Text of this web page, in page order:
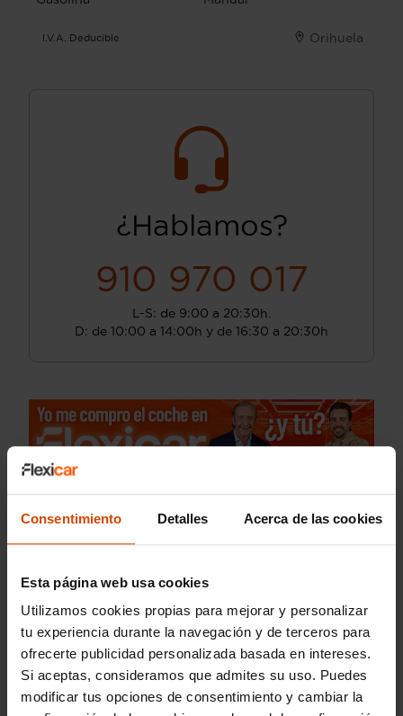
Consentimiento Detalles Acerca de las cookies
Esta página web usa cookies
Utilizamos cookies propias para mejorar y personalizar
tu experiencia durante la navegación y de terceros para
ofrecerte publicidad personalizada basada en intereses.
Si aceptas, consideramos que admites su uso. Puedes
modificar tus opciones de consentimiento y cambiar la
I.V.A. Deducible Orihuela
¿Hablamos?
910 970 017
L-S: de 9:00 a 20:30h.
D: de 10:00 a 14:00h y de 16:30 a 20:30h